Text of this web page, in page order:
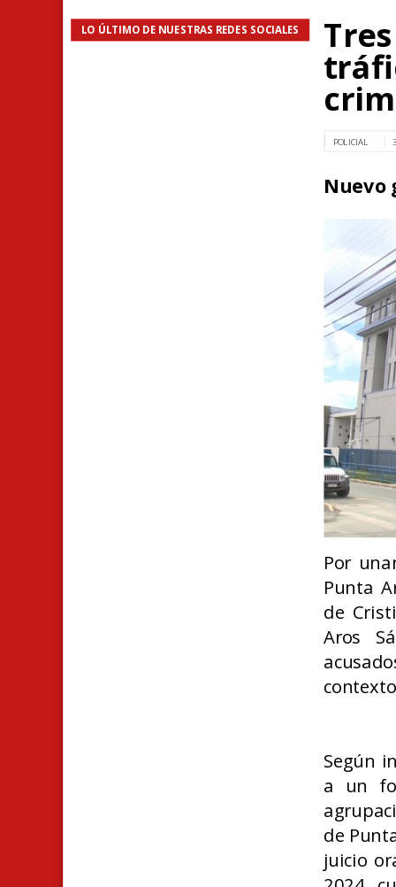
LO ÚLTIMO DE NUESTRAS REDES SOCIALES
POLICIAL
Nuevo
Por
Punta
de
Aros
Según
a un
de
juicio